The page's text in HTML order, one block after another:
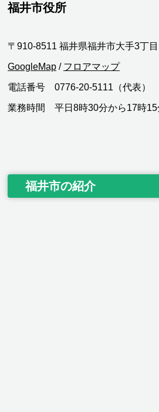
福井市役所
〒910-8511 福井県福井市大手3丁
GoogleMap / フロアマップ
電話番号 0776-20-5111（代表）
業務時間 平日8時30分から17時15
福井市の紹介